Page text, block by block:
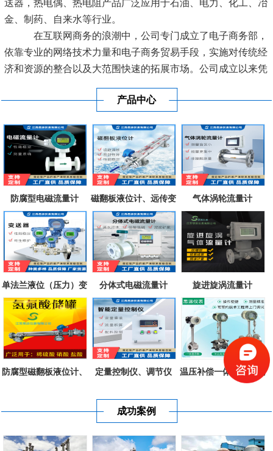
送器，热电偶、热电阻产品广泛应用于石油、电力、化工、冶
金、制药、自来水等行业。
在互联网商务的浪潮中，公司专门成立了电子商务部，
依靠专业的网络技术力量和电子商务贸易手段，实施对传统经
济和资源的整合以及大范围快速的拓展市场。公司成立以来凭
了长期稳定的商业贸易伙伴关系。[查看详情]
产品中心
防腐型电磁流量计
磁翻板液位计、远传变
送器、磁致...
气体涡轮流量计
单法兰液位（压力）变
送器
分体式电磁流量计 旋进旋涡流量计
防腐型磁翻板液位计、
定量控制仪、调节仪
温压补偿一体式涡街流
成功案例